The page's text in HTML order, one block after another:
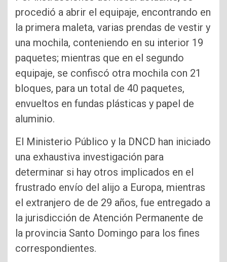
procedió a abrir el equipaje, encontrando en
la primera maleta, varias prendas de vestir y
una mochila, conteniendo en su interior 19
paquetes; mientras que en el segundo
equipaje, se confiscó otra mochila con 21
bloques, para un total de 40 paquetes,
envueltos en fundas plásticas y papel de
aluminio.
El Ministerio Público y la DNCD han iniciado
una exhaustiva investigación para
determinar si hay otros implicados en el
frustrado envío del alijo a Europa, mientras
el extranjero de de 29 años, fue entregado a
la jurisdicción de Atención Permanente de
la provincia Santo Domingo para los fines
correspondientes.